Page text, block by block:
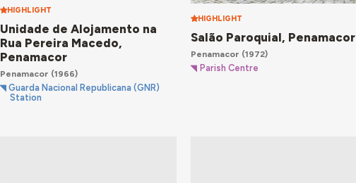
HIGHLIGHT
Unidade de Alojamento na
Rua Pereira Macedo,
Penamacor
Penamacor (1966)
Guarda Nacional Republicana (GNR)
Station
HIGHLIGHT
Salão Paroquial, Penamacor
Penamacor (1972)
Parish Centre